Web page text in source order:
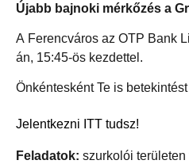
Újabb bajnoki mérkőzés a
A Ferencváros az OTP Bank
án, 15:45-ös kezdettel.
Önkéntesként Te is
Jelentkezni ITT tudsz!
Feladatok: szurkolói